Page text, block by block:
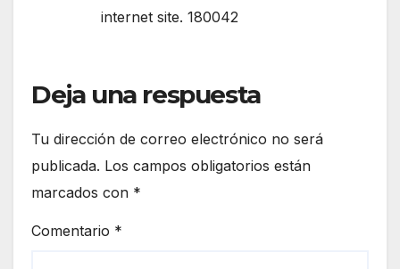
internet site. 180042
Deja una respuesta
Tu dirección de correo electrónico no será
publicada. Los campos obligatorios están
marcados con *
Comentario *